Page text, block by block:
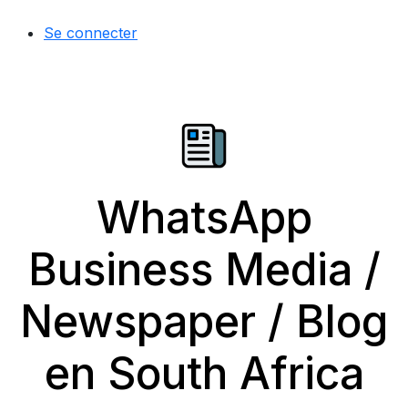
Se connecter
WhatsApp
Business Media /
Newspaper / Blog
en South Africa